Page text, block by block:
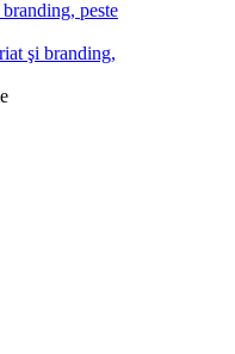
şi branding,